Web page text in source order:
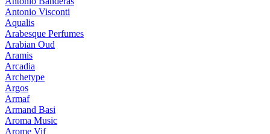
Antonio Visconti
Aqualis
Arabesque Perfumes
Arabian Oud
Aramis
Arcadia
Archetype
Argos
Armaf
Armand Basi
Aroma Music
Arome Vif